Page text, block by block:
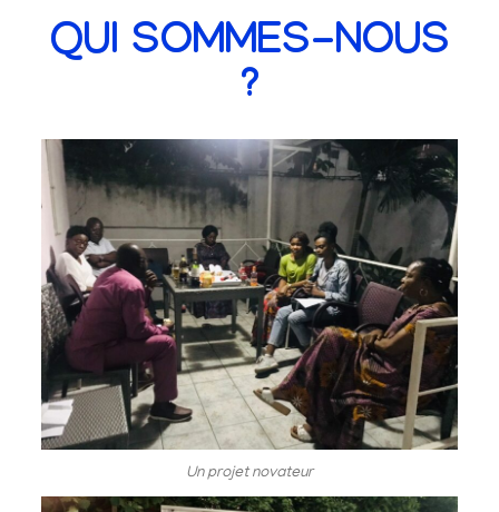
QUI SOMMES-NOUS
?
Un projet novateur